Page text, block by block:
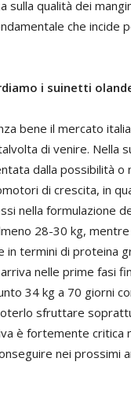
sulla qualità dei
che incide
i suinetti
bene il mercato
di venire. Nella
dalla possibilità
di crescita, in
nella formulazione
28-30 kg,
in termini di proteina
nelle prime fasi
34 kg a 70 giorni
sfruttare
è fortemente critica
nei prossimi